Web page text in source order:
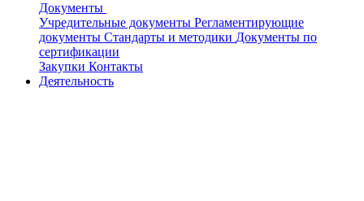
Документы
Учредительные документы Регламентирующие
документы Стандарты и методики Документы по
сертификации
Закупки Контакты
Деятельность